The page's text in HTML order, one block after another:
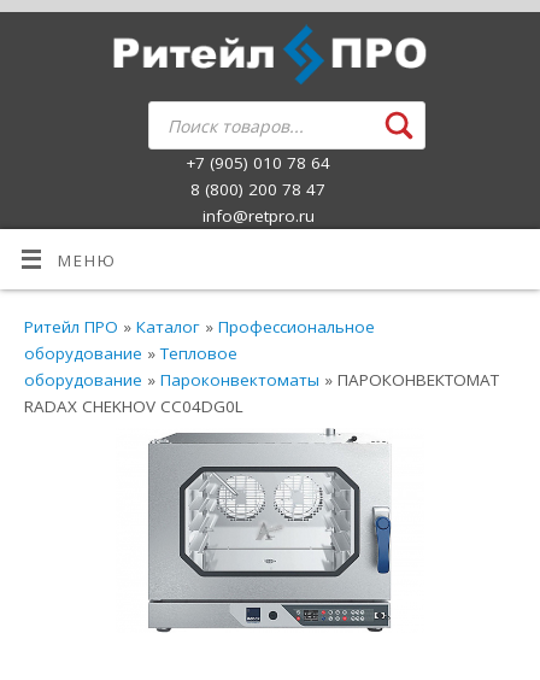
+7 (905) 010 78 64
8 (800) 200 78 47
info@retpro.ru
МЕНЮ
Ритейл ПРО »Каталог »Профессиональное
оборудование »Тепловое
оборудование »Пароконвектоматы » ПАРОКОНВЕКТОМАТ
RADAX CHEKHOV CC04DG0L